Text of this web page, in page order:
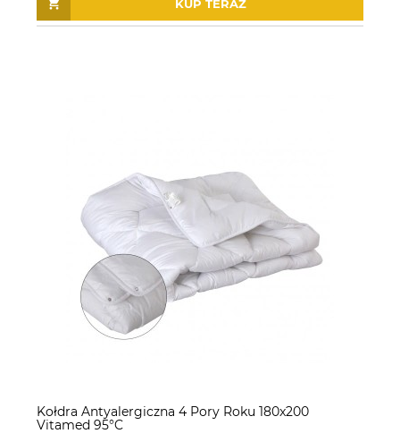
KUP TERAZ
Kołdra Antyalergiczna 4 Pory Roku 180x200
Vitamed 95°C